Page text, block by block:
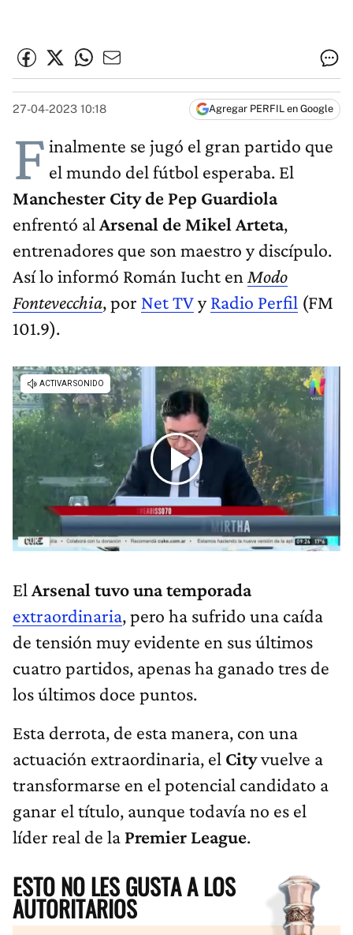
27-04-2023 10:18 Agregar PERFIL en Google
F inalmente se jugó el gran partido que
el mundo del fútbol esperaba. El
Manchester City de Pep Guardiola
enfrentó al Arsenal de Mikel Arteta,
entrenadores que son maestro y discípulo.
Así lo informó Román Iucht en Modo
Fontevecchia, por Net TVyRadio Perfil (FM
101.9).
El Arsenal tuvo una temporada
extraordinaria, pero ha sufrido una caída
de tensión muy evidente en sus últimos
cuatro partidos, apenas ha ganado tres de
los últimos doce puntos.
Esta derrota, de esta manera, con una
actuación extraordinaria, el Cityvuelve a
transformarse en el potencial candidato a
ganar el título, aunque todavía no es el
líder real de la Premier League.
ESTO NO LES GUSTA A LOS
AUTORITARIOS